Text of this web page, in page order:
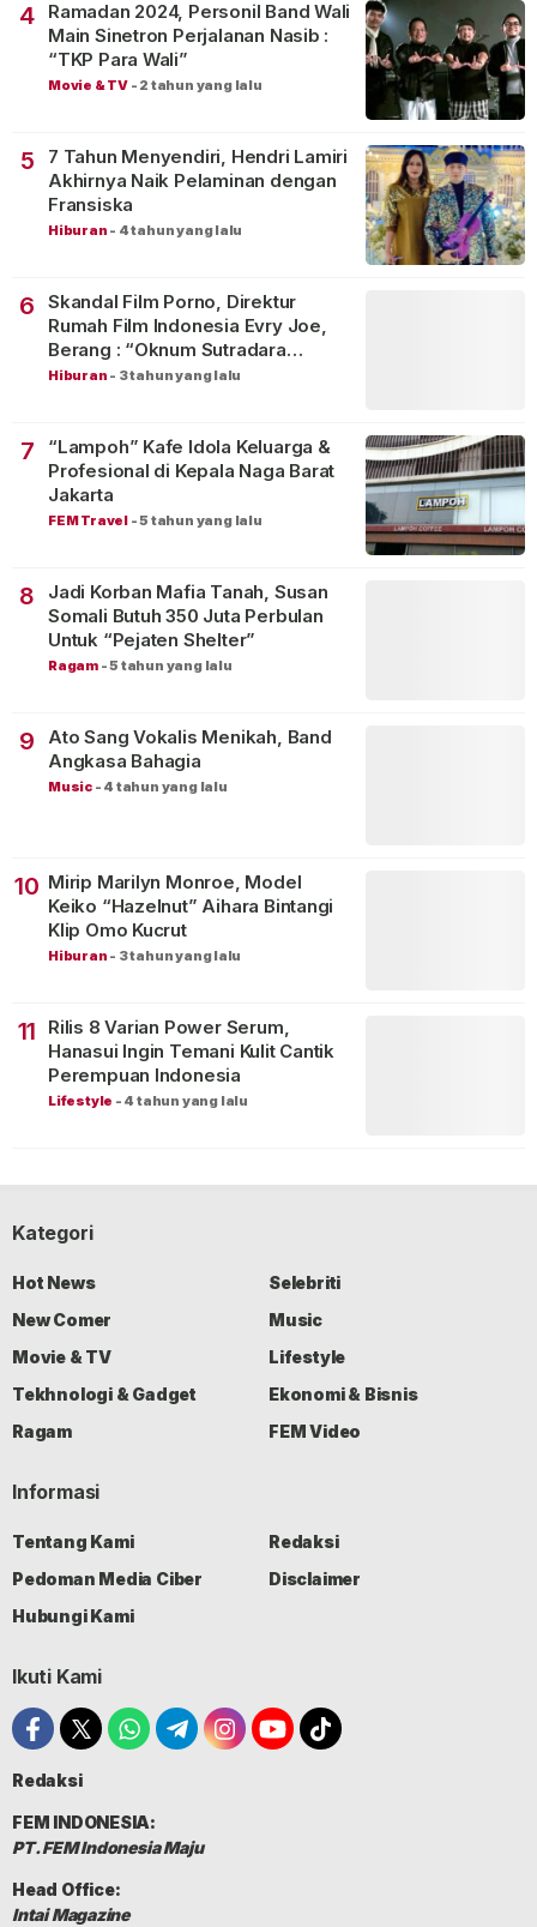
4
Ramadan 2024, Personil Band Wali
Main Sinetron Perjalanan Nasib :
“TKP Para Wali”
Movie & TV - 2 tahun yang lalu
5
7 Tahun Menyendiri, Hendri Lamiri
Akhirnya Naik Pelaminan dengan
Fransiska
Hiburan - 4 tahun yang lalu
6
Skandal Film Porno, Direktur
Rumah Film Indonesia Evry Joe,
Berang : “Oknum Sutradara
Merusak Perfilman Indonesia”!
Hiburan - 3 tahun yang lalu
7
“Lampoh” Kafe Idola Keluarga &
Profesional di Kepala Naga Barat
Jakarta
FEM Travel -5 tahun yang lalu
8
Jadi Korban Mafia Tanah, Susan
Somali Butuh 350 Juta Perbulan
Untuk “Pejaten Shelter”
Ragam -5 tahun yang lalu
9
Ato Sang Vokalis Menikah, Band
Angkasa Bahagia
Music - 4 tahun yang lalu
10 Mirip Marilyn Monroe, Model
Keiko “Hazelnut” Aihara Bintangi
Klip Omo Kucrut
Hiburan - 3 tahun yang lalu
11
Rilis 8 Varian Power Serum,
Hanasui Ingin Temani Kulit Cantik
Perempuan Indonesia
Lifestyle - 4 tahun yang lalu
Kategori
Hot News
Selebriti
New Comer
Music
Movie & TV
Lifestyle
Tekhnologi & Gadget
Ekonomi & Bisnis
Ragam
FEM Video
Informasi
Tentang Kami
Redaksi
Pedoman Media Ciber
Disclaimer
Hubungi Kami
Ikuti Kami
Redaksi
FEM INDONESIA:
PT. FEM Indonesia Maju
Head Office:
Intai Magazine